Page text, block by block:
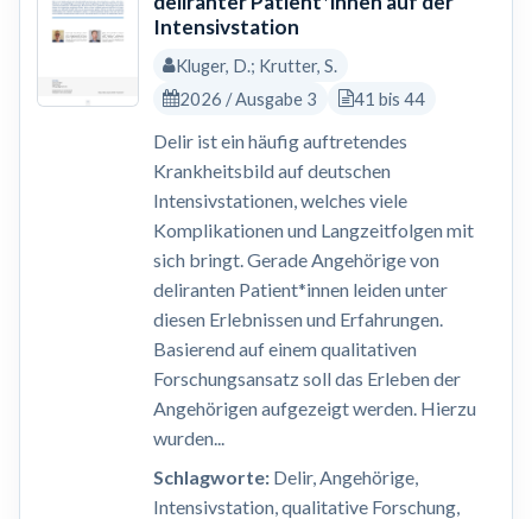
Intensivstation
Kluger, D.; Krutter, S.
2026 / Ausgabe 3
41 bis 44
Delir ist ein häufig auftretendes
Krankheitsbild auf deutschen
Intensivstationen, welches viele
Komplikationen und Langzeitfolgen mit
sich bringt. Gerade Angehörige von
deliranten Patient*innen leiden unter
diesen Erlebnissen und Erfahrungen.
Basierend auf einem qualitativen
Forschungsansatz soll das Erleben der
Angehörigen aufgezeigt werden. Hierzu
wurden...
Schlagworte:Delir, Angehörige,
Intensivstation, qualitative Forschung,